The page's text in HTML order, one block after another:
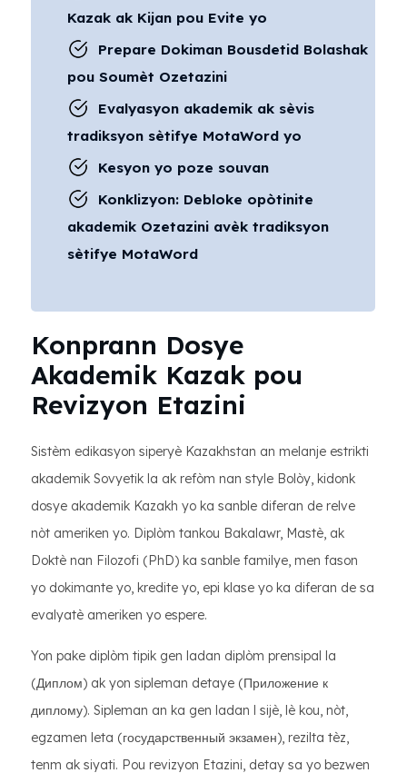
Kazak ak Kijan pou Evite yo
Prepare Dokiman Bousdetid Bolashak
pou Soumèt Ozetazini
Evalyasyon akademik ak sèvis
tradiksyon sètifye MotaWord yo
Kesyon yo poze souvan
Konklizyon: Debloke opòtinite
akademik Ozetazini avèk tradiksyon
sètifye MotaWord
Konprann Dosye
Akademik Kazak pou
Revizyon Etazini
Sistèm edikasyon siperyè Kazakhstan an melanje estrikti
akademik Sovyetik la ak refòm nan style Bolòy, kidonk
dosye akademik Kazakh yo ka sanble diferan de relve
nòt ameriken yo. Diplòm tankou Bakalawr, Mastè, ak
Doktè nan Filozofi (PhD) ka sanble familye, men fason
yo dokimante yo, kredite yo, epi klase yo ka diferan de sa
evalyatè ameriken yo espere.
Yon pake diplòm tipik gen ladan diplòm prensipal la
(Диплом) ak yon sipleman detaye (Приложение к
диплому). Sipleman an ka gen ladan l sijè, lè kou, nòt,
egzamen leta (государственный экзамен), rezilta tèz,
tenm ak siyati. Pou revizyon Etazini, detay sa yo bezwen